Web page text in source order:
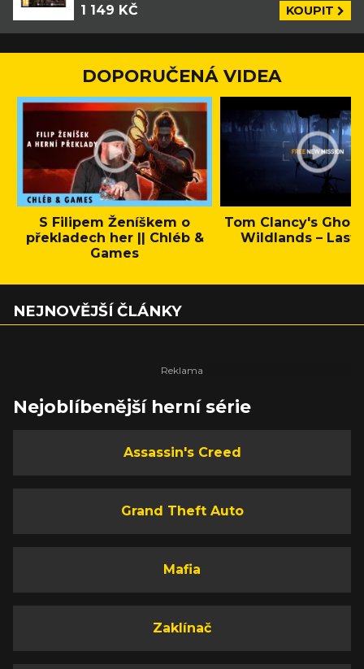
1 149 KČ KOUPIT
DOPORUČENÁ VIDEA
S Filipem Ženíškem o
překladech her || Chléb &
Games
Tom Clancy's
Wildlands – Last
NEJNOVĚJŠÍ ČLÁNKY
Nejoblíbenější herní série
Assassin's Creed
Grand Theft Auto
Mafia
Zaklínač